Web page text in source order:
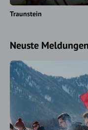
Traunstein
Neuste Meldungen